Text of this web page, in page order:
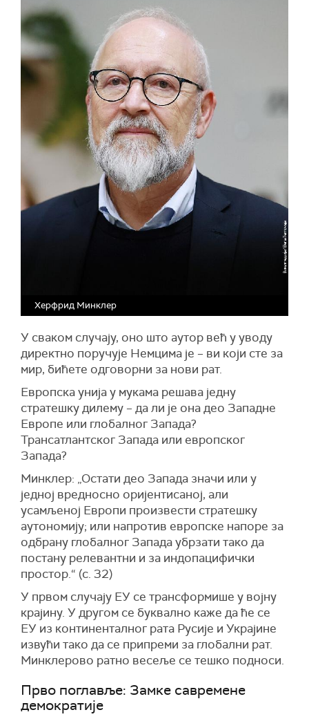
Херфрид Минклер
У сваком случају, оно што аутор већ у уводу
директно поручује Немцима је – ви који сте за
мир, бићете одговорни за нови рат.
Европска унија у мукама решава једну
стратешку дилему – да ли је она део Западне
Европе или глобалног Запада?
Трансатлантског Запада или европског
Запада?
Минклер: „Остати део Запада значи или у
једној вредносно оријентисаној, али
усамљеној Европи произвести стратешку
аутономију; или напротив европске напоре за
одбрану глобалног Запада убрзати тако да
постану релевантни и за индопацифички
простор.“ (с. 32)
У првом случају ЕУ се трансформише у војну
крајину. У другом се буквално каже да ће се
ЕУ из континенталног рата Русије и Украјине
извући тако да се припреми за глобални рат.
Минклерово ратно весеље се тешко подноси.
Прво поглавље: Замке савремене
демократије